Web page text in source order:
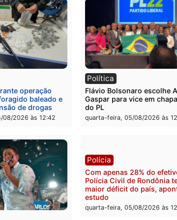
candidatos ao
e apresenta
Rondônia
05/08/2026 às 12:52
Política
Violência
eleitoral e